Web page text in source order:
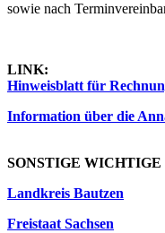
sowie nach
LINK:
Hinweisblatt für
Information über die
SONSTIGE
Landkreis Bautzen
Freistaat Sachsen